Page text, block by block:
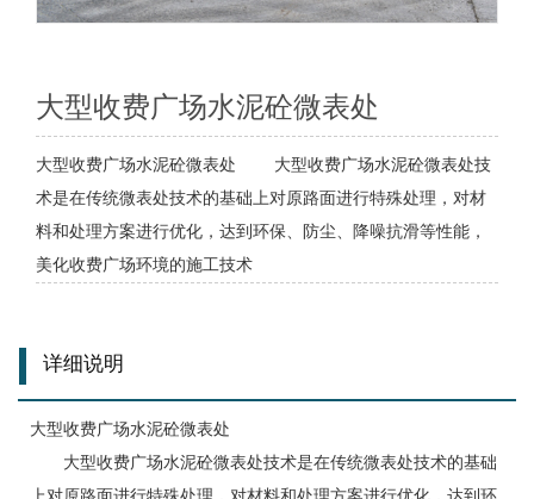
大型收费广场水泥砼微表处
大型收费广场水泥砼微表处 大型收费广场水泥砼微表处技
术是在传统微表处技术的基础上对原路面进行特殊处理，对材
料和处理方案进行优化，达到环保、防尘、降噪抗滑等性能，
美化收费广场环境的施工技术
详细说明
大型收费广场水泥砼微表处
大型收费广场水泥砼微表处技术是在传统微表处技术的基础